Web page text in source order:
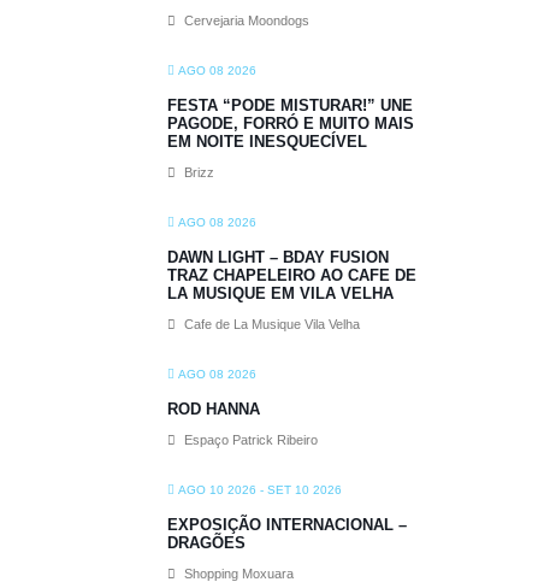
Cervejaria Moondogs
AGO 08 2026
FESTA “PODE MISTURAR!” UNE
PAGODE, FORRÓ E MUITO MAIS
EM NOITE INESQUECÍVEL
Brizz
AGO 08 2026
DAWN LIGHT – BDAY FUSION
TRAZ CHAPELEIRO AO CAFE DE
LA MUSIQUE EM VILA VELHA
Cafe de La Musique Vila Velha
AGO 08 2026
ROD HANNA
Espaço Patrick Ribeiro
AGO 10 2026 - SET 10 2026
EXPOSIÇÃO INTERNACIONAL –
DRAGÕES
Shopping Moxuara